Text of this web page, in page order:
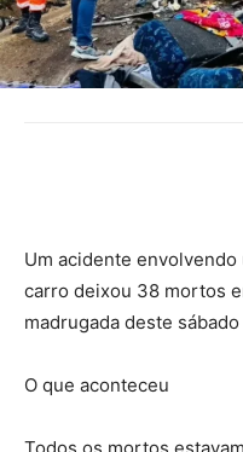
Um acidente
carro deixou 38 mortos
madrugada deste sábado
O que aconteceu